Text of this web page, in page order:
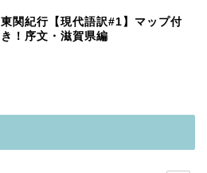
東関紀行【現代語訳#1】マップ付
き！序文・滋賀県編